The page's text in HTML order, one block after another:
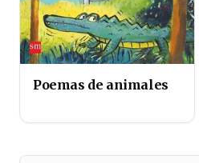
Poemas de animales